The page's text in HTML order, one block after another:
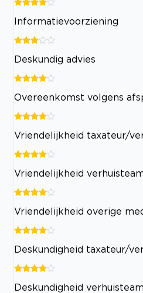
Informatievoorziening
Deskundig advies
Overeenkomst volgens
Vriendelijkheid taxateur/
Vriendelijkheid
Vriendelijkheid overige
Deskundigheid taxateur/
Deskundigheid verhuisteam